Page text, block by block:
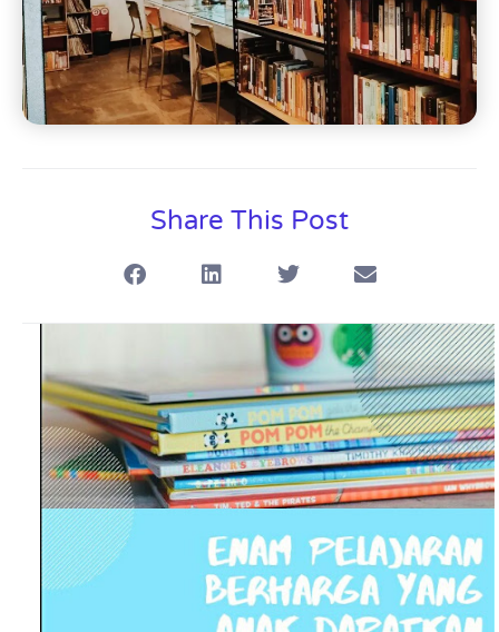
Share This Post